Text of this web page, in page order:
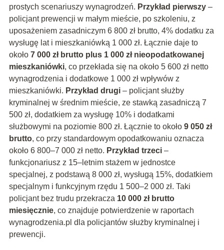
prostych scenariuszy wynagrodzeń. Przykład pierwszy–
policjant prewencji w małym mieście, po szkoleniu, z
uposażeniem zasadniczym 6 800 zł brutto, 4% dodatku za
wysługę lat i mieszkaniówką 1 000 zł. Łącznie daje to
około 7 000 zł brutto plus 1 000 zł nieopodatkowanej
mieszkaniówki, co przekłada się na około 5 600 zł netto
wynagrodzenia i dodatkowe 1 000 zł wpływów z
mieszkaniówki. Przykład drugi– policjant służby
kryminalnej w średnim mieście, ze stawką zasadniczą 7
500 zł, dodatkiem za wysługę 10% i dodatkami
służbowymi na poziomie 800 zł. Łącznie to około 9 050 zł
brutto, co przy standardowym opodatkowaniu oznacza
około 6 800–7 000 zł netto. Przykład trzeci–
funkcjonariusz z 15–letnim stażem w jednostce
specjalnej, z podstawą 8 000 zł, wysługą 15%, dodatkiem
specjalnym i funkcyjnym rzędu 1 500–2 000 zł. Taki
policjant bez trudu przekracza 10 000 zł brutto
miesięcznie, co znajduje potwierdzenie w raportach
wynagrodzenia.pl dla policjantów służby kryminalnej i
prewencji.